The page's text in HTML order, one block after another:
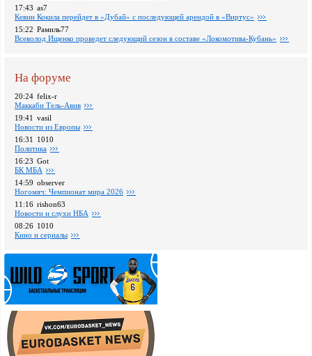
17:43 as7
Кевин Кокила перейдет в «Дубай» с последующей арендой в «Виртус»
15:22 Рамиль77
Всеволод Ищенко проведет следующий сезон в составе «Локомотива-Кубань»
На форуме
20:24 felix-r
Маккаби Тель-Авив
19:41 vasil
Новости из Европы
16:31
1010
Политика
16:23 Got
БК МБА
14:59 observer
Ногомяч: Чемпионат мира 2026
11:16 rishon63
Новости и слухи НБА
08:26 1010
Кино и сериалы